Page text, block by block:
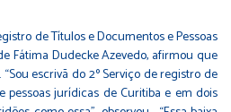
de Títulos e Documentos e Pessoas
Fátima Dudecke Azevedo, afirmou que
escrivã do 2º Serviço de registro de
jurídicas de Curitiba e em dois